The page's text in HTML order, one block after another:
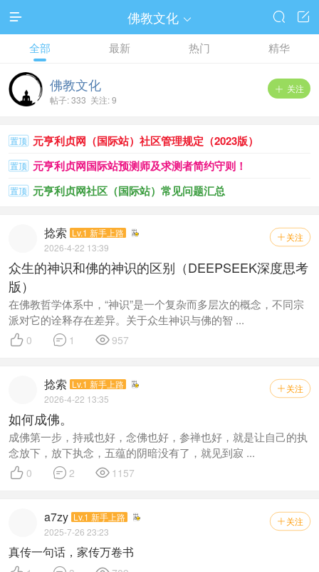
 佛教文化  

全部 最新 热门 精华
 关注
佛教文化
帖子: 333 关注: 9
置顶 元亨利贞网（国际站）社区管理规定（2023版）
置顶 元亨利贞网国际站预测师及求测者简约守则！
置顶 元亨利贞网社区（国际站）常见问题汇总
 关注
捻索 Lv.1 新手上路
2026-4-22 13:39
众生的神识和佛的神识的区别（DEEPSEEK深度思考
版）
在佛教哲学体系中，“神识”是一个复杂而多层次的概念，不同宗
派对它的诠释存在差异。关于众生神识与佛的智 ...
 0  1 957
 关注
捻索 Lv.1 新手上路
2026-4-22 13:35
如何成佛。
成佛第一步，持戒也好，念佛也好，参禅也好，就是让自己的执
念放下，放下执念，五蕴的阴暗没有了，就见到寂 ...
 0  2  1157
 关注
a7zy Lv.1 新手上路
2025-7-26 23:23
真传一句话，家传万卷书